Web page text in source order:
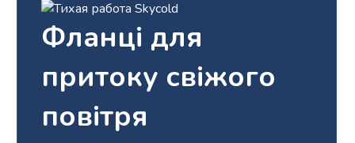
Фланці для
притоку свіжого
повітря